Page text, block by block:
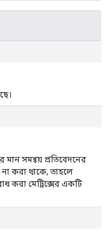
মান সমন্বয় প্রতিবেদনের
না করা থাকে, তাহলে
করা মেট্রিক্সের একটি